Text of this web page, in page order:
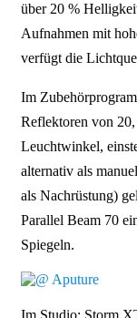
über 20 %
Aufnahmen mit
verfügt die
Im
Reflektoren von
Leuchtwinkel,
alternativ als
als Nachrüstung)
Parallel Beam 70
Spiegeln.